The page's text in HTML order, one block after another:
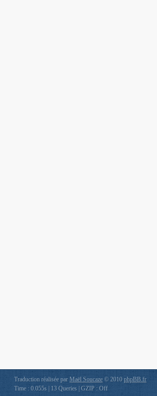
Traduction réalisée parMaël Soucaze© 2010 phpBB.fr
Time : 0.055s | 13 Queries | GZIP : Off